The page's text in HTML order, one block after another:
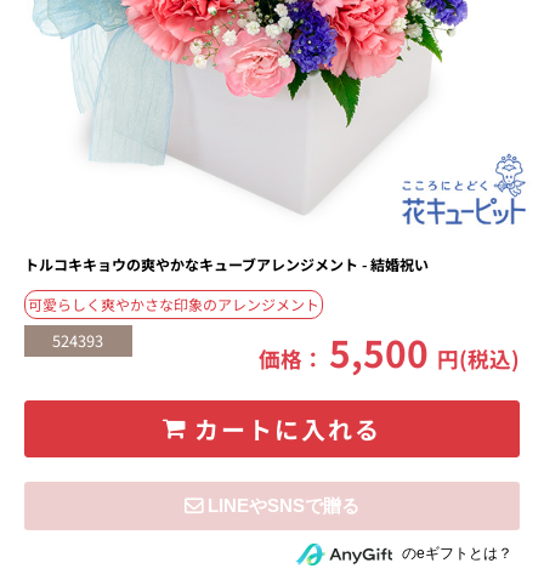
トルコキキョウの爽やかなキューブアレンジメント - 結婚祝い
可愛らしく爽やかさな印象のアレンジメント
524393
価格： 5,500 円(税込)
カートに入れる
住所を知らない相手にeギフトで贈るのeギフトとは？